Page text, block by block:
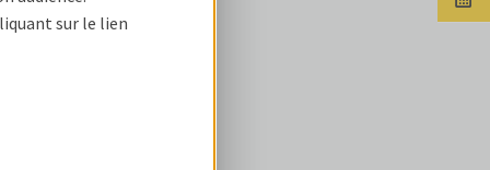
NOS OFFRES
sur le lien